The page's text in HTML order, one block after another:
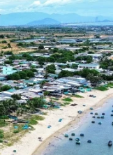
nhằm đuổi kịp
cập nhật
nhất đến các